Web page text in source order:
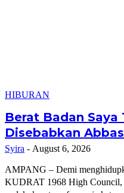
HIBURAN
Berat Badan Saya
Disebabkan
Syira - August 6, 2026
AMPANG – Demi
KUDRAT 1968 High Council,